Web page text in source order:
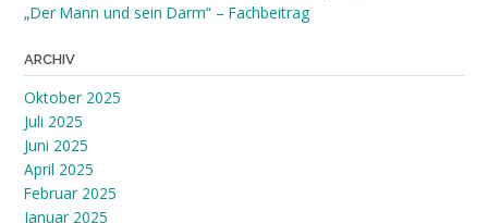
„Der Mann und sein Darm“ – Fachbeitrag
ARCHIV
Oktober 2025
Juli 2025
Juni 2025
April 2025
Februar 2025
Januar 2025